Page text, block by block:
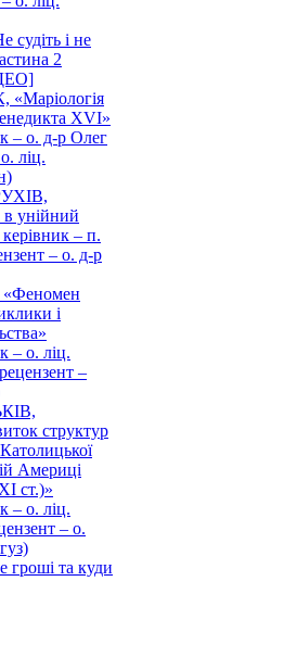
і не
2
XVI»
– о. д-р Олег
ліц.
в унійний
– п.
– о. д-р
і
– о. ліц.
–
структур
Америці
ст.)»
– о. ліц.
– о.
гроші та куди